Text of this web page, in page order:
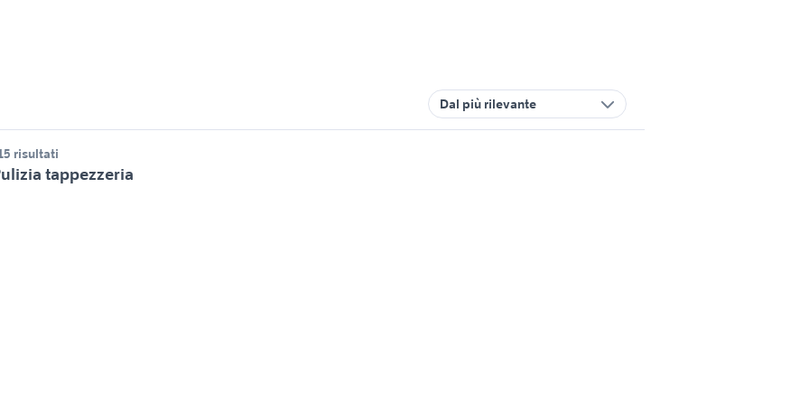
Dal più rilevante
risultati
tappezzeria